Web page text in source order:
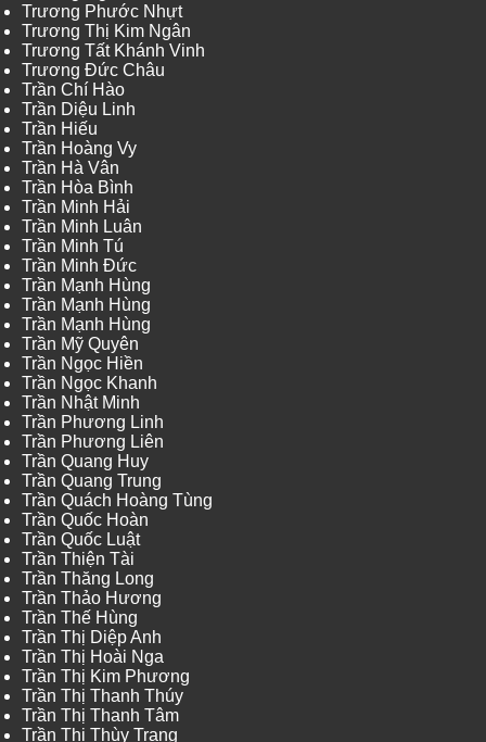
Trương Phước Nhựt
Trương Thị Kim Ngân
Trương Tất Khánh Vinh
Trương Đức Châu
Trần Chí Hào
Trần Diệu Linh
Trần Hiếu
Trần Hoàng Vy
Trần Hà Vân
Trần Hòa Bình
Trần Minh Hải
Trần Minh Luân
Trần Minh Tú
Trần Minh Đức
Trần Mạnh Hùng
Trần Mạnh Hùng
Trần Mạnh Hùng
Trần Mỹ Quyên
Trần Ngọc Hiền
Trần Ngọc Khanh
Trần Nhật Minh
Trần Phương Linh
Trần Phương Liên
Trần Quang Huy
Trần Quang Trung
Trần Quách Hoàng Tùng
Trần Quốc Hoàn
Trần Quốc Luật
Trần Thiện Tài
Trần Thăng Long
Trần Thảo Hương
Trần Thế Hùng
Trần Thị Diệp Anh
Trần Thị Hoài Nga
Trần Thị Kim Phương
Trần Thị Thanh Thúy
Trần Thị Thanh Tâm
Trần Thị Thùy Trang